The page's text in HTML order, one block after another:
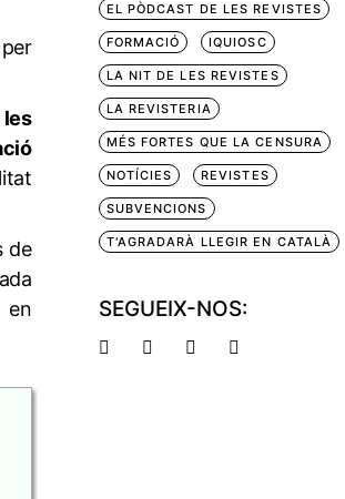
de
en
EL PÒDCAST DE LES REVISTES
FORMACIÓ IQUIOSC
LA NIT DE LES REVISTES
LA REVISTERIA
MÉS FORTES QUE LA CENSURA
NOTÍCIES REVISTES
SUBVENCIONS
T'AGRADARÀ LLEGIR EN CATALÀ
SEGUEIX-NOS: